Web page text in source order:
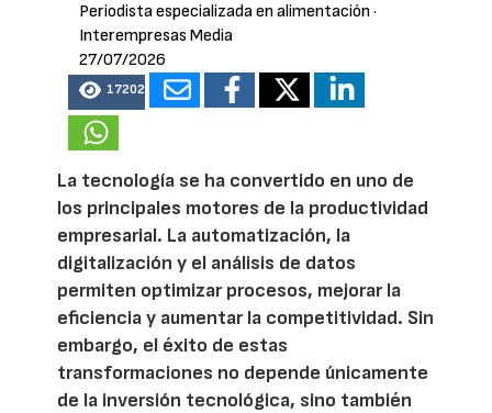
Periodista especializada en alimentación ·
Interempresas Media
27/07/2026
17202
La tecnología se ha convertido en uno de
los principales motores de la productividad
empresarial. La automatización, la
digitalización y el análisis de datos
permiten optimizar procesos, mejorar la
eficiencia y aumentar la competitividad. Sin
embargo, el éxito de estas
transformaciones no depende únicamente
de la inversión tecnológica, sino también